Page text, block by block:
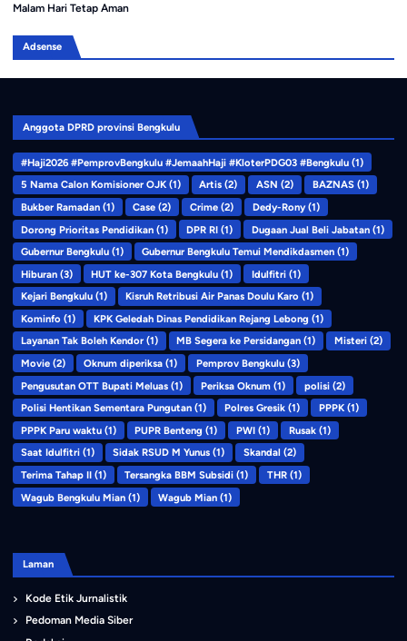
Malam Hari Tetap Aman
Adsense
Anggota DPRD provinsi Bengkulu
#Haji2026 #PemprovBengkulu #JemaahHaji #KloterPDG03 #Bengkulu(1)
5 Nama Calon Komisioner OJK(1) Artis (2) ASN (2) BAZNAS (1)
Bukber Ramadan(1) Case (2) Crime (2) Dedy-Rony(1)
Dorong Prioritas Pendidikan(1) DPR RI (1) Dugaan Jual Beli Jabatan (1)
Gubernur Bengkulu(1) Gubernur Bengkulu Temui Mendikdasmen (1)
Hiburan(3) HUT ke-307 Kota Bengkulu (1) Idulfitri (1)
Kejari Bengkulu(1) Kisruh Retribusi Air Panas Doulu Karo (1)
Kominfo(1) KPK Geledah Dinas Pendidikan Rejang Lebong (1)
Layanan Tak Boleh Kendor(1) MB Segera ke Persidangan (1) Misteri (2)
Movie(2) Oknum diperiksa (1) Pemprov Bengkulu (3)
Pengusutan OTT Bupati Meluas(1) Periksa Oknum (1) polisi (2)
Polisi Hentikan Sementara Pungutan(1) Polres Gresik (1) PPPK (1)
PPPK Paru waktu(1) PUPR Benteng (1) PWI (1) Rusak (1)
Saat Idulfitri(1) Sidak RSUD M Yunus (1) Skandal (2)
Terima Tahap II(1) Tersangka BBM Subsidi (1) THR (1)
Wagub Bengkulu Mian(1) Wagub Mian (1)
Laman
Kode Etik Jurnalistik
Pedoman Media Siber